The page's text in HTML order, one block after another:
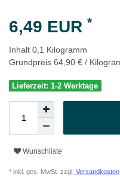
6,49 EUR *
Inhalt 0,1 Kilogramm
Grundpreis 64,90 € /
Lieferzeit: 1-2 Werktage
Wunschliste
* inkl. ges. MwSt. zzgl. Versandkosten